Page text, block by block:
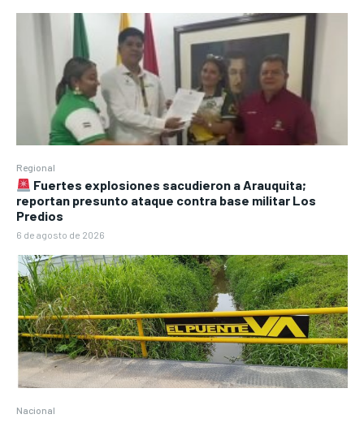
Regional
Fuertes explosiones sacudieron a Arauquita;
reportan presunto ataque contra base militar Los
Predios
6 de agosto de 2026
Nacional